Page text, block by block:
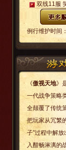
双线11服
例行维护时间
《傲视天地》
一代战争策略
全颠覆了传统
把玩家从冗繁
子”过程中解
入酣畅淋漓的